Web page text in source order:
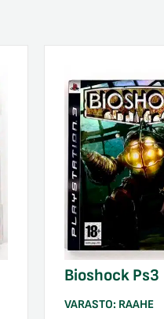
Bioshock Ps3
VARASTO: RAAHE